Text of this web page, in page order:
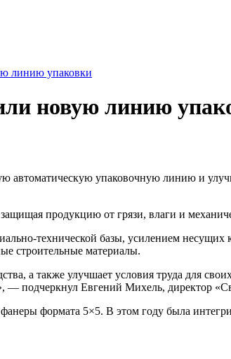
линию упаковки
новую линию
автоматическую упаковочную линию и
продукцию от грязи, влаги и
технической базы, усилением
строительные материалы.
а также улучшает условия труда для
— подчеркнул Евгений Михель, директор
формата 5×5. В этом году была